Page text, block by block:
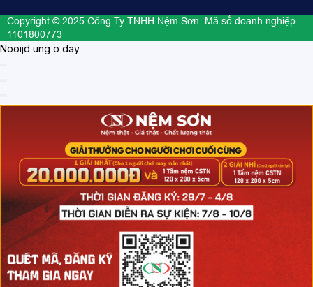
Copyright © 2025 Công Ty TNHH Nệm Sơn. Mã số doanh nghiệp
1101800773
Nooijd ung o day